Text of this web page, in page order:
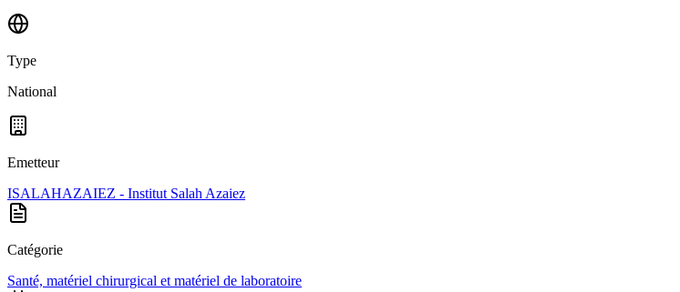
Type
National
Emetteur
ISALAHAZAIEZ - Institut Salah Azaiez
Catégorie
Santé, matériel chirurgical et matériel de laboratoire